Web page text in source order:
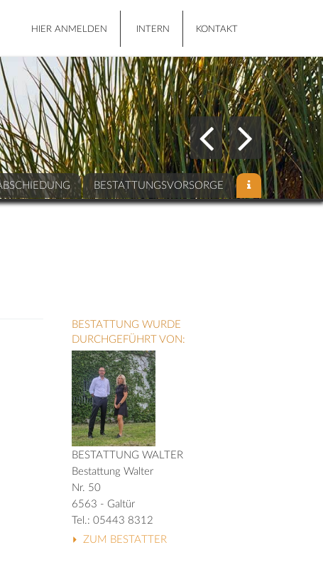
HIER ANMELDEN INTERN KONTAKT
BESTATTUNGSVORSORGE
BESTATTUNG WURDE
DURCHGEFÜHRT VON:
BESTATTUNG WALTER
Bestattung Walter
Nr. 50
6563 - Galtür
Tel.: 05443 8312
ZUM BESTATTER